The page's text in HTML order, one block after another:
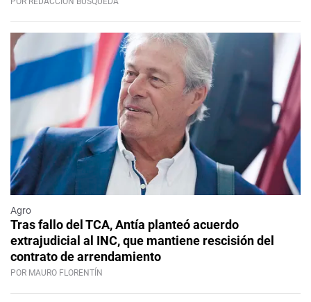
Agro
Tras fallo del TCA, Antía planteó acuerdo
extrajudicial al INC, que mantiene rescisión del
contrato de arrendamiento
POR MAURO FLORENTÍN